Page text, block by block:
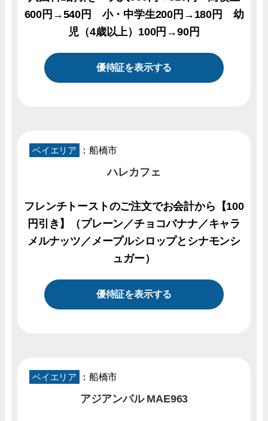
600円→540円 小・中学生200円→180円 幼
児（4歳以上）100円→90円
優待証を表示する
ベイエリア ：船橋市
ハレカフェ
フレンチトーストのご注文でお会計から【100
円引き】（プレーン／チョコバナナ／キャラ
メルナッツ／メープルシロップとシナモンシ
ュガー）
優待証を表示する
ベイエリア ：船橋市
アジアンバル MAE963